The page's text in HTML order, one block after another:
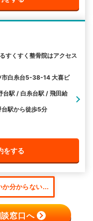
すくすく整骨院はアクセス
市白糸台5-38-14 大喜ビ
台駅 / 白糸台駅 / 飛田給
駅から徒歩5分
をする
か分からない...
窓口へ